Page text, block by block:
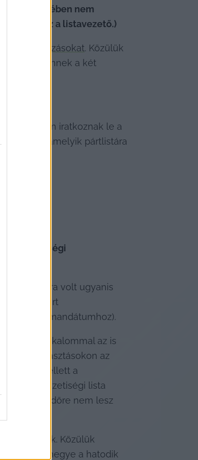
fényében nem
lesz a listavezető.)
történt változásokat. Közülük
csak ennek a két
tömegesen iratkoznak le a
valamelyik pártlistára
nemzetiségi
szavazatra volt ugyanis
mert
pártlistás mandátumhoz).
mindkét alkalommal az is
12-i választásokon az
Emellett a
nemzetiségi lista
egy időre nem lesz
Közülük
a megye a hatodik